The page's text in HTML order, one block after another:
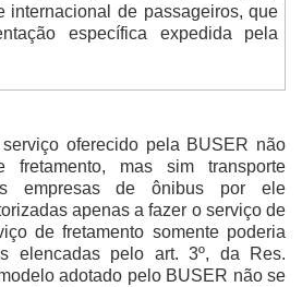
internacional de passageiros, que
específica expedida pela
oferecido pela BUSER não
fretamento, mas sim transporte
empresas de ônibus por ele
apenas a fazer o serviço de
de fretamento somente poderia
elencadas pelo art. 3º, da Res.
adotado pelo BUSER não se